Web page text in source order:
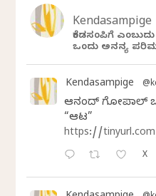
Kendasampige
ಕೆಂಡಸಂಪಿಗೆ
ಒಂದು ಅನನ್ಯ
Kendasampige
ಆನಂದ್‌ ಗೋಪಾಲ್‌
“ಆಟ”
https://
X